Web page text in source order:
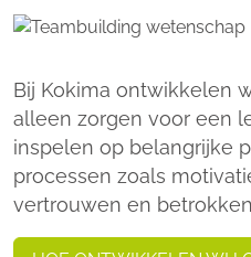
Bij Kokima ontwikkelen
alleen zorgen voor een
inspelen op belangrijke
processen zoals
vertrouwen en